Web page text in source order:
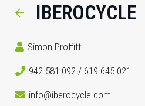
IBEROCYCLE
Simon Proffitt
942 581 092 / 619 645 021
info@iberocycle.com